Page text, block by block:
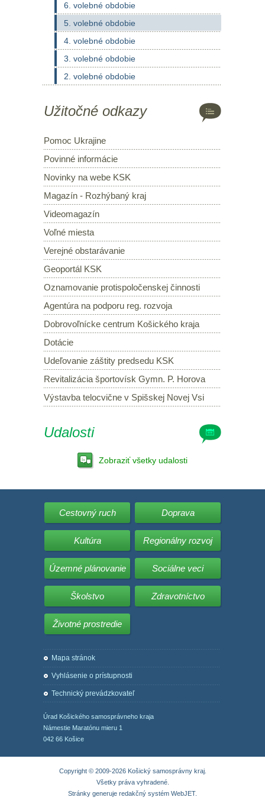
6. volebné obdobie
5. volebné obdobie
4. volebné obdobie
3. volebné obdobie
2. volebné obdobie
Užitočné odkazy
Pomoc Ukrajine
Povinné informácie
Novinky na webe KSK
Magazín - Rozhýbaný kraj
Videomagazín
Voľné miesta
Verejné obstarávanie
Geoportál KSK
Oznamovanie protispoločenskej činnosti
Agentúra na podporu reg. rozvoja
Dobrovoľnícke centrum Košického kraja
Dotácie
Udeľovanie záštity predsedu KSK
Revitalizácia športovísk Gymn. P. Horova
Výstavba telocvične v Spišskej Novej Vsi
Udalosti
Zobraziť všetky udalosti
Cestovný ruch Doprava
Kultúra Regionálny rozvoj
Územné plánovanie Sociálne veci
Školstvo Zdravotníctvo
Životné prostredie
Mapa stránok
Vyhlásenie o prístupnosti
Technický prevádzkovateľ
Úrad Košického samosprávneho kraja
Námestie Maratónu mieru 1
042 66 Košice
Copyright © 2009-2026 Košický samosprávny kraj.
Všetky práva vyhradené.
Stránky generuje redakčný systém WebJET.